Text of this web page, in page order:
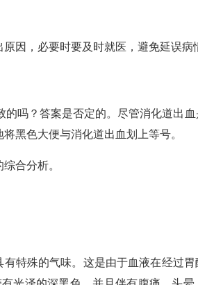
因，必要时要及时就医，避免延误病
吗？答案是否定的。尽管消化道出
黑色大便与消化道出血划上等号。
合分析。
特殊的气味。这是由于血液在经过胃